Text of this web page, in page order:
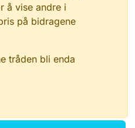
å vise andre i
på bidragene
tråden bli enda